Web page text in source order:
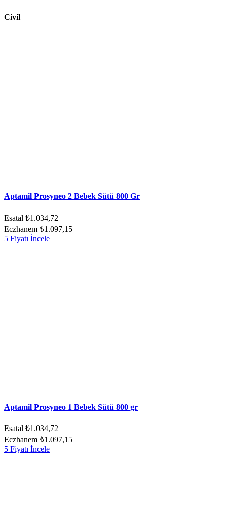
Civil
Aptamil Prosyneo 2 Bebek Sütü 800 Gr
Esatal ₺1.034,72
Eczhanem ₺1.097,15
5 Fiyatı İncele
Aptamil Prosyneo 1 Bebek Sütü 800 gr
Esatal ₺1.034,72
Eczhanem ₺1.097,15
5 Fiyatı İncele